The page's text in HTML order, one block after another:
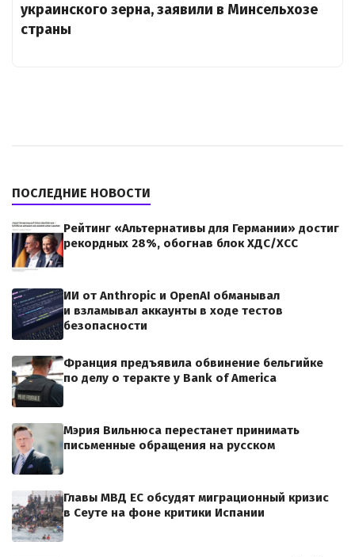
украинского зерна, заявили в Минсельхозе
страны
ПОСЛЕДНИЕ НОВОСТИ
Рейтинг «Альтернативы для Германии» достиг
рекордных 28%, обогнав блок ХДС/ХСС
ИИ от Anthropic и OpenAI обманывал
и взламывал аккаунты в ходе тестов
безопасности
Франция предъявила обвинение бельгийке
по делу о теракте у Bank of America
Мэрия Вильнюса перестанет принимать
письменные обращения на русском
Главы МВД ЕС обсудят миграционный кризис
в Сеуте на фоне критики Испании